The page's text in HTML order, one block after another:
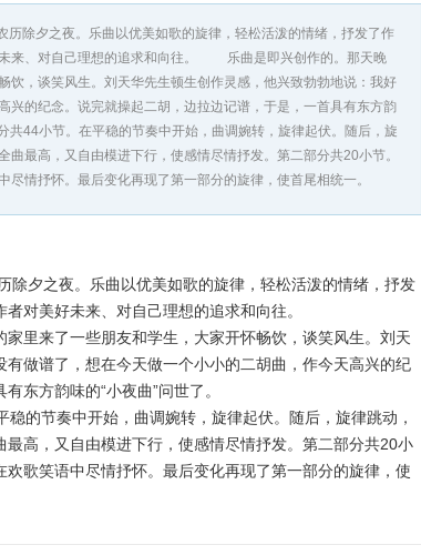
除夕之夜。乐曲以优美如歌的旋律，轻松活泼的情绪，抒发了作
来、对自己理想的追求和向往。 乐曲是即兴创作的。那天晚
饮，谈笑风生。刘天华先生顿生创作灵感，他兴致勃勃地说：我好
兴的纪念。说完就操起二胡，边拉边记谱，于是，一首具有东方韵
44小节。在平稳的节奏中开始，曲调婉转，旋律起伏。随后，旋
最高，又自由模进下行，使感情尽情抒发。第二部分共20小节。
情抒怀。最后变化再现了第一部分的旋律，使首尾相统一。
夕之夜。乐曲以优美如歌的旋律，轻松活泼的情绪，抒发
对美好未来、对自己理想的追求和向往。
来了一些朋友和学生，大家开怀畅饮，谈笑风生。刘天
做谱了，想在今天做一个小小的二胡曲，作今天高兴的纪
东方韵味的“小夜曲”问世了。
节奏中开始，曲调婉转，旋律起伏。随后，旋律跳动，
高，又自由模进下行，使感情尽情抒发。第二部分共20小
歌笑语中尽情抒怀。最后变化再现了第一部分的旋律，使